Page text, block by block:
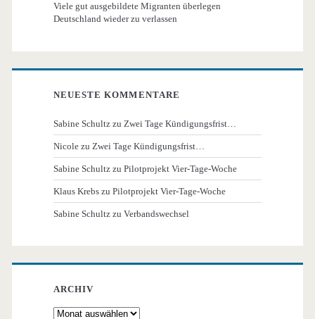
Viele gut ausgebildete Migranten überlegen
Deutschland wieder zu verlassen
NEUESTE KOMMENTARE
Sabine Schultz zu Zwei Tage Kündigungsfrist…
Nicole zu Zwei Tage Kündigungsfrist…
Sabine Schultz zuPilotprojekt Vier-Tage-Woche
Klaus Krebs zuPilotprojekt Vier-Tage-Woche
Sabine Schultz zuVerbandswechsel
ARCHIV
Archiv